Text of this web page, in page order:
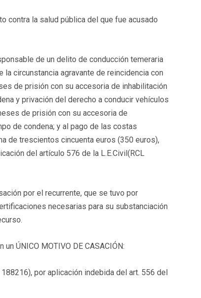
contra la salud pública del que fue acusado
de un delito de conducción temeraria
circunstancia agravante de reincidencia con
de prisión con su accesoria de inhabilitación
y privación del derecho a conducir vehículos
de prisión con su accesoria de
de condena; y al pago de las costas
de trescientos cincuenta euros (350 euros),
del artículo 576 de la L.E.Civil( RCL
por el recurrente, que se tuvo por
necesarias para su substanciación
ÚNICO MOTIVO DE CASACIÓN:
188216), por aplicación indebida del art. 556 del